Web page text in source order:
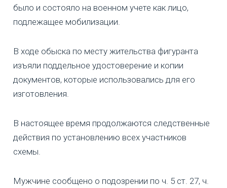
было и состояло на военном учете как лицо,
подлежащее мобилизации.
В ходе обыска по месту жительства фигуранта
изъяли поддельное удостоверение и копии
документов, которые использовались для его
изготовления.
В настоящее время продолжаются следственные
действия по установлению всех участников
схемы.
Мужчине сообщено о подозрении по ч. 5 ст. 27, ч.